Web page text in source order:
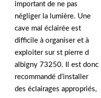
important de ne pas
négliger la lumière. Une
cave mal éclairée est
difficile à organiser et à
exploiter sur st pierre d
albigny 73250. Il est donc
recommandé d’installer
des éclairages appropriés,